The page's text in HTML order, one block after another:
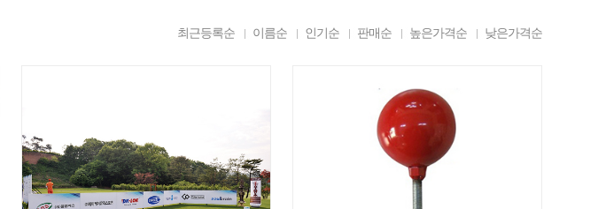
최근등록순 이름순 인기순 판매순 높은가격순 낮은가격순